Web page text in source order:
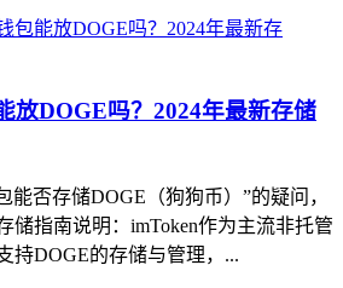
放DOGE吗？2024年最新存储
能否存储DOGE（狗狗币）”的疑问，
储指南说明：imToken作为主流非托管
持DOGE的存储与管理，...